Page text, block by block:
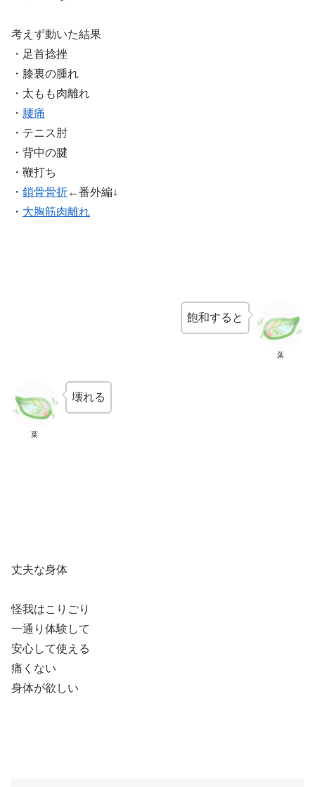
考えず動いた結果
・足首捻挫
・膝裏の腫れ
・太もも肉離れ
・ 腰痛
・テニス肘
・背中の腱
・鞭打ち
・ 鎖骨骨折←番外編↓
・ 大胸筋肉離れ
葉
飽和すると
葉
壊れる
丈夫な身体
怪我はこりごり
一通り体験して
安心して使える
痛くない
身体が欲しい